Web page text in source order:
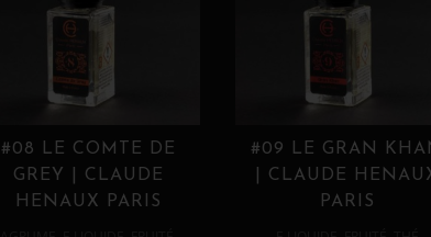
#08 LE COMTE DE
GREY | CLAUDE
HENAUX PARIS
#09 LE GRAN
| CLAUDE
PARIS